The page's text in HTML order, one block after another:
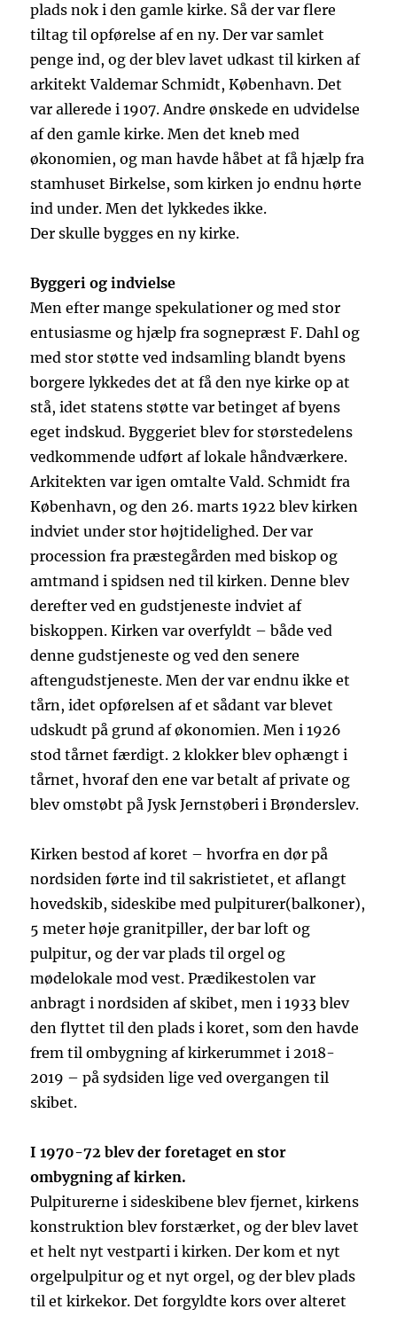
plads nok i den gamle kirke. Så der var flere
tiltag til opførelse af en ny. Der var samlet
penge ind, og der blev lavet udkast til kirken af
arkitekt Valdemar Schmidt, København. Det
var allerede i 1907. Andre ønskede en udvidelse
af den gamle kirke. Men det kneb med
økonomien, og man havde håbet at få hjælp fra
stamhuset Birkelse, som kirken jo endnu hørte
ind under. Men det lykkedes ikke.
Der skulle bygges en ny kirke.
Byggeri og indvielse
Men efter mange spekulationer og med stor
entusiasme og hjælp fra sognepræst F. Dahl og
med stor støtte ved indsamling blandt byens
borgere lykkedes det at få den nye kirke op at
stå, idet statens støtte var betinget af byens
eget indskud. Byggeriet blev for størstedelens
vedkommende udført af lokale håndværkere.
Arkitekten var igen omtalte Vald. Schmidt fra
København, og den 26. marts 1922 blev kirken
indviet under stor højtidelighed. Der var
procession fra præstegården med biskop og
amtmand i spidsen ned til kirken. Denne blev
derefter ved en gudstjeneste indviet af
biskoppen. Kirken var overfyldt – både ved
denne gudstjeneste og ved den senere
aftengudstjeneste. Men der var endnu ikke et
tårn, idet opførelsen af et sådant var blevet
udskudt på grund af økonomien. Men i 1926
stod tårnet færdigt. 2 klokker blev ophængt i
tårnet, hvoraf den ene var betalt af private og
blev omstøbt på Jysk Jernstøberi i Brønderslev.
Kirken bestod af koret – hvorfra en dør på
nordsiden førte ind til sakristietet, et aflangt
hovedskib, sideskibe med pulpiturer(balkoner),
5 meter høje granitpiller, der bar loft og
pulpitur, og der var plads til orgel og
mødelokale mod vest. Prædikestolen var
anbragt i nordsiden af skibet, men i 1933 blev
den flyttet til den plads i koret, som den havde
frem til ombygning af kirkerummet i 2018-
2019 – på sydsiden lige ved overgangen til
skibet.
I 1970-72 blev der foretaget en stor
ombygning af kirken.
Pulpiturerne i sideskibene blev fjernet, kirkens
konstruktion blev forstærket, og der blev lavet
et helt nyt vestparti i kirken. Der kom et nyt
orgelpulpitur og et nyt orgel, og der blev plads
til et kirkekor. Det forgyldte kors over alteret